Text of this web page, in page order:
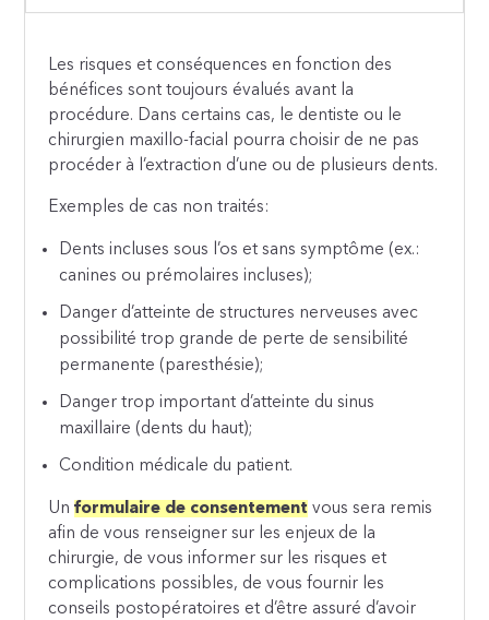
Les risques et conséquences en fonction des
bénéfices sont toujours évalués avant la
procédure. Dans certains cas, le dentiste ou le
chirurgien maxillo-facial pourra choisir de ne pas
procéder à l’extraction d’une ou de plusieurs dents.
Exemples de cas non traités:
Dents incluses sous l’os et sans symptôme (ex.:
canines ou prémolaires incluses);
Danger d’atteinte de structures nerveuses avec
possibilité trop grande de perte de sensibilité
permanente (paresthésie);
Danger trop important d’atteinte du sinus
maxillaire (dents du haut);
Condition médicale du patient.
Unformulaire de consentement vous sera remis
afin de vous renseigner sur les enjeux de la
chirurgie, de vous informer sur les risques et
complications possibles, de vous fournir les
conseils postopératoires et d’être assuré d’avoir